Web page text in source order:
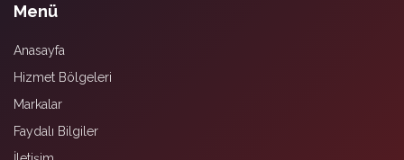
Menü
Anasayfa
Hizmet Bölgeleri
Markalar
Faydalı Bilgiler